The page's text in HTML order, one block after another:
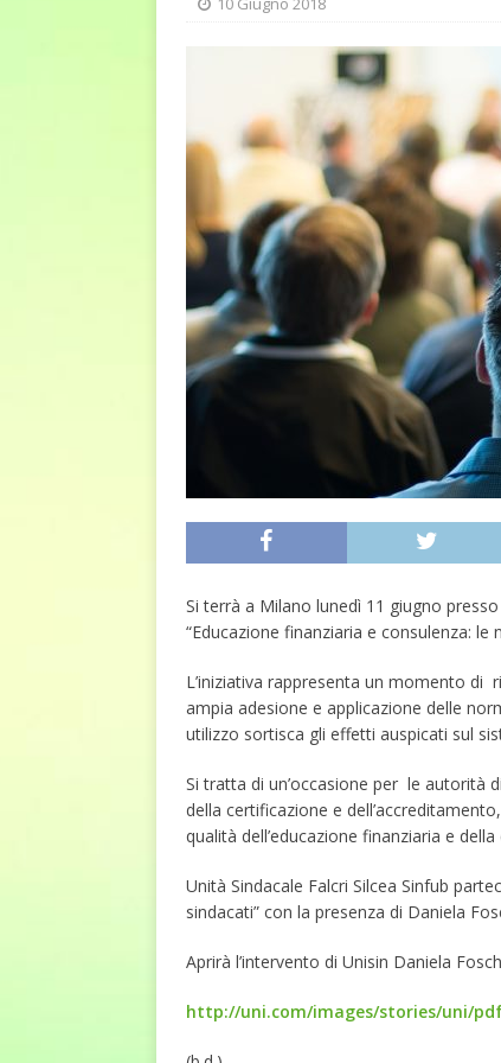
[ 6 Agosto 2026 ]
DIRITTI E SOCIETÀ
Si terrà a Milano lunedì 11 giugno
“Educazione finanziaria e consulenza:
L’iniziativa rappresenta un momento di
ampia adesione e applicazione delle
utilizzo sortisca gli effetti auspicati sul
Si tratta di un’occasione per le autorità
della certificazione e
qualità dell’educazione finanziaria e della
Unità Sindacale Falcri Silcea Sinfub
sindacati” con la presenza di Daniela
Aprirà l’intervento di Unisin Daniela
http://uni.com/images/stories/uni/